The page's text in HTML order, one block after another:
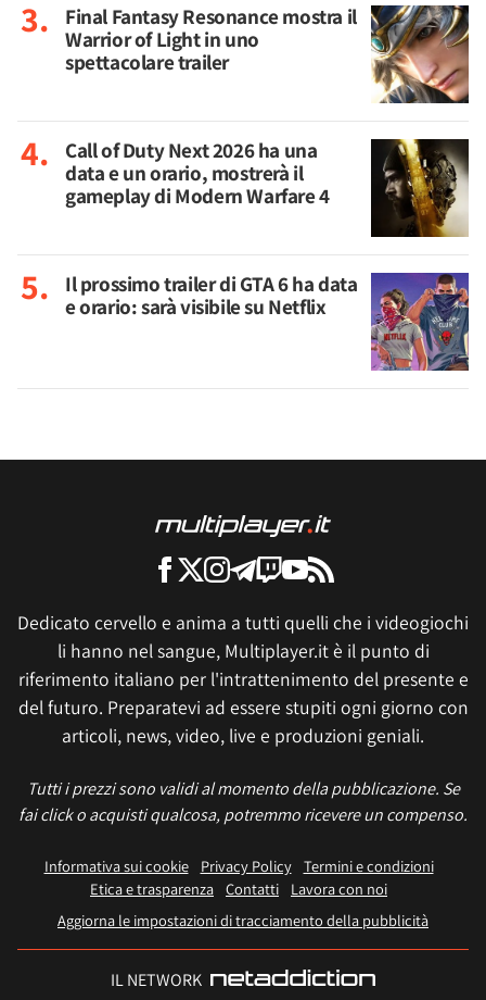
Final Fantasy Resonance mostra il
Warrior of Light in uno
spettacolare trailer
Call of Duty Next 2026 ha una
data e un orario, mostrerà il
gameplay di Modern Warfare 4
Il prossimo trailer di GTA 6 ha data
e orario: sarà visibile su Netflix
Dedicato cervello e anima a tutti quelli che i videogiochi
li hanno nel sangue, Multiplayer.it è il punto di
riferimento italiano per l'intrattenimento del presente e
del futuro. Preparatevi ad essere stupiti ogni giorno con
articoli, news, video, live e produzioni geniali.
Tutti i prezzi sono validi al momento della pubblicazione. Se
fai click o acquisti qualcosa, potremmo ricevere un compenso.
Informativa sui cookie Privacy Policy
Termini e condizioni
Etica e trasparenza Contatti
Lavora con noi
Aggiorna le impostazioni di tracciamento della pubblicità
IL NETWORK